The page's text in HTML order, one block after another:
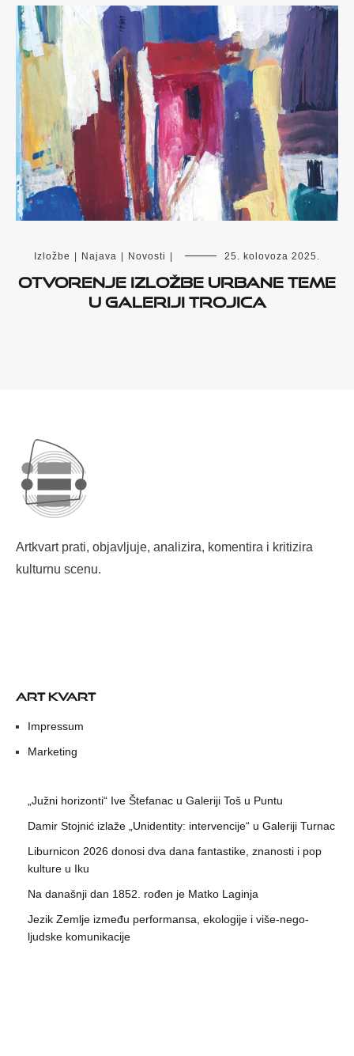
Izložbe Najava Novosti 25. kolovoza 2025.
Otvorenje izložbe Urbane teme
u Galeriji Trojica
Artkvart prati, objavljuje, analizira, komentira i kritizira
kulturnu scenu.
ART KVART
Impressum
Marketing
„Južni horizonti“ Ive Štefanac u Galeriji Toš u Puntu
Damir Stojnić izlaže „Unidentity: intervencije“ u Galeriji Turnac
Liburnicon 2026 donosi dva dana fantastike, znanosti i pop
kulture u Iku
Na današnji dan 1852. rođen je Matko Laginja
Jezik Zemlje između performansa, ekologije i više-nego-
ljudske komunikacije